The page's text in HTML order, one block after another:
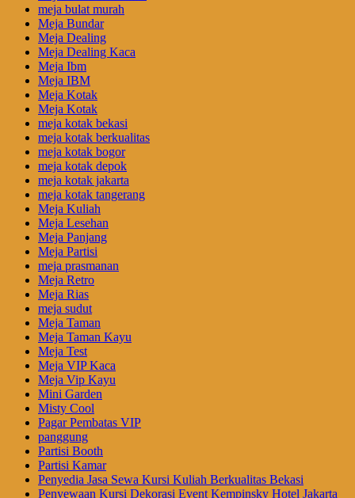
meja bulat murah
Meja Bundar
Meja Dealing
Meja Dealing Kaca
Meja Ibm
Meja IBM
Meja Kotak
Meja Kotak
meja kotak bekasi
meja kotak berkualitas
meja kotak bogor
meja kotak depok
meja kotak jakarta
meja kotak tangerang
Meja Kuliah
Meja Lesehan
Meja Panjang
Meja Partisi
meja prasmanan
Meja Retro
Meja Rias
meja sudut
Meja Taman
Meja Taman Kayu
Meja Test
Meja VIP Kaca
Meja Vip Kayu
Mini Garden
Misty Cool
Pagar Pembatas VIP
panggung
Partisi Booth
Partisi Kamar
Penyedia Jasa Sewa Kursi Kuliah Berkualitas Bekasi
Penyewaan Kursi Dekorasi Event Kempinsky Hotel Jakarta